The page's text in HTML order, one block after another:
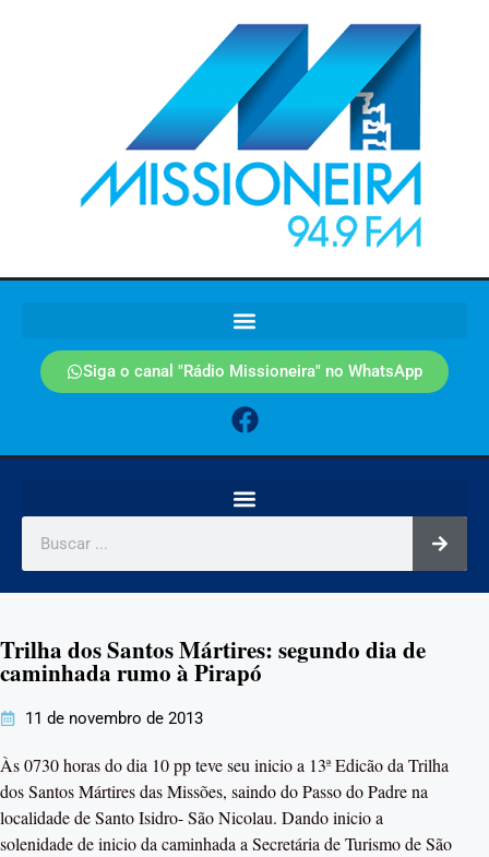
Siga o canal "Rádio Missioneira" no WhatsApp
Trilha dos Santos Mártires: segundo dia de
caminhada rumo à Pirapó
11 de novembro de 2013
Às 0730 horas do dia 10 pp teve seu inicio a 13ª Edicão da Trilha
dos Santos Mártires das Missões, saindo do Passo do Padre na
localidade de Santo Isidro- São Nicolau. Dando inicio a
solenidade de inicio da caminhada a Secretária de Turismo de São